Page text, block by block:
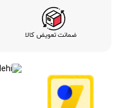
ضمانت تعویض کالا